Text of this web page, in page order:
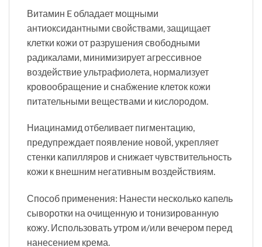
Витамин E обладает мощными
антиоксидантными свойствами, защищает
клетки кожи от разрушения свободными
радикалами, минимизирует агрессивное
воздействие ультрафиолета, нормализует
кровообращение и снабжение клеток кожи
питательными веществами и кислородом.
Ниацинамид отбеливает пигментацию,
предупреждает появление новой, укрепляет
стенки капилляров и снижает чувствительность
кожи к внешним негативным воздействиям.
Способ применения: Нанести несколько капель
сыворотки на очищенную и тонизированную
кожу. Использовать утром и/или вечером перед
нанесением крема.